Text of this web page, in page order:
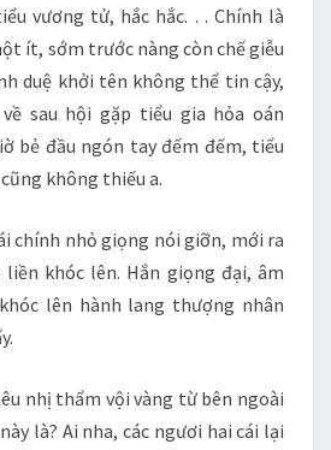
vương tử, hắc hắc. . . Chính là
ít, sớm trước nàng còn chế giễu
duệ khởi tên không thể tin cậy,
sau hội gặp tiểu gia hỏa oán
bẻ đầu ngón tay đếm đếm, tiểu
không thiếu a.
chính nhỏ giọng nói giỡn, mới ra
liền khóc lên. Hắn giọng đại, âm
lên hành lang thượng nhân
nhị thẩm vội vàng từ bên ngoài
là? Ai nha, các ngươi hai cái lại